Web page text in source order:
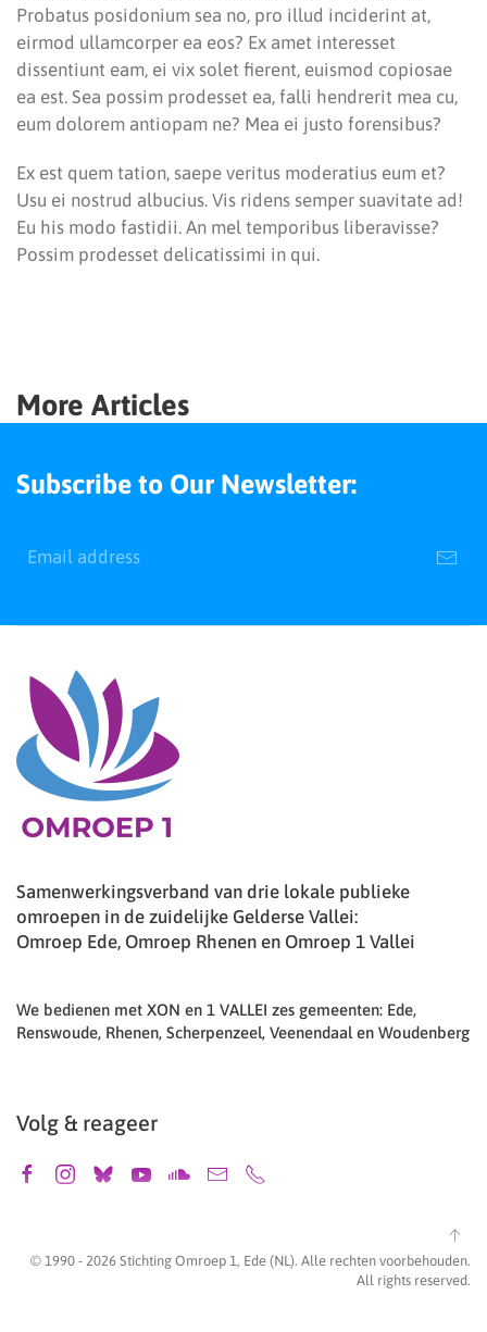
Probatus posidonium sea no, pro illud inciderint at,
eirmod ullamcorper ea eos? Ex amet interesset
dissentiunt eam, ei vix solet fierent, euismod copiosae
ea est. Sea possim prodesset ea, falli hendrerit mea cu,
eum dolorem antiopam ne? Mea ei justo forensibus?
Ex est quem tation, saepe veritus moderatius eum et?
Usu ei nostrud albucius. Vis ridens semper suavitate ad!
Eu his modo fastidii. An mel temporibus liberavisse?
Possim prodesset delicatissimi in qui.
More Articles
Subscribe to Our Newsletter:
Samenwerkingsverband van drie lokale publieke
omroepen in de zuidelijke Gelderse Vallei:
Omroep Ede, Omroep Rhenen en Omroep 1 Vallei
We bedienen met XON en 1 VALLEI zes gemeenten: Ede,
Renswoude, Rhenen, Scherpenzeel, Veenendaal en Woudenberg
Volg & reageer
© 1990 - 2026 Stichting Omroep 1, Ede (NL). Alle rechten voorbehouden.
All rights reserved.